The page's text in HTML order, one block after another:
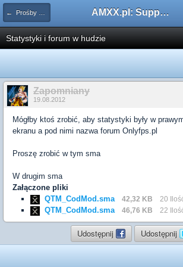
← Prośby o modyfikacje silników/klas/perków AMXX.pl: Support AMX Mod X i SourceMod
Statystyki i forum w hudzie
Zapomniany
19.08.2012
Mógłby ktoś zrobić, aby statystyki były w
ekranu a pod nimi nazwa forum Onlyfps.pl
Proszę zrobić w tym sma
W drugim sma
Załączone pliki
QTM_CodMod.sma
42,32 KB 20
QTM_CodMod.sma 46,76 KB 22
Udostępnij Udostępnij